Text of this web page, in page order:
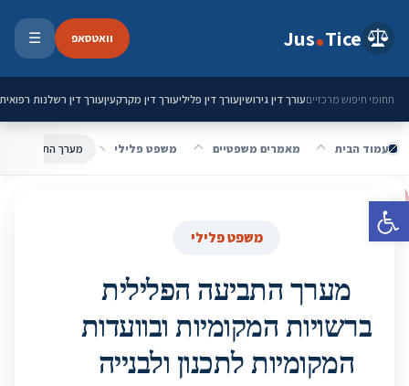
פתח סרגל נגישות
Jus Tice וואטסאפ ☰
תחומי חיפוש מרכזייםעורך דין גירושיןעורך דין פליליעורך דין מקרקעיןעורך דין רשלנות רפואית
עמוד הבית מאמרים משפטיים משפט פלילי
משפט פלילי
מערך התביעה הפלילית
ברשויות המקומיות ובוועדות
המקומיות לתכנון ולבנייה